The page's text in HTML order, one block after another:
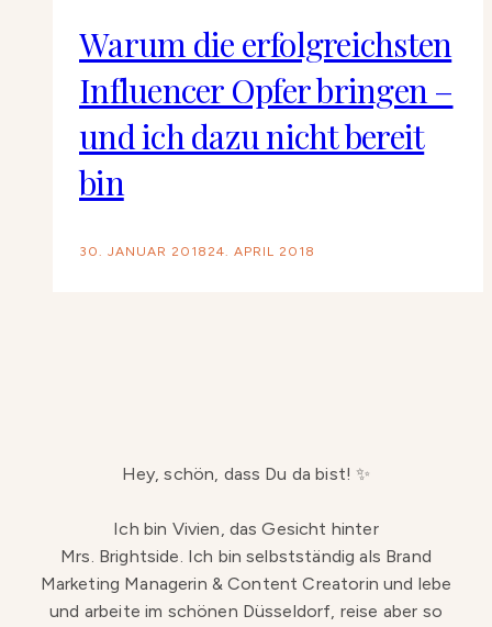
Warum die erfolgreichsten
Influencer Opfer bringen –
und ich dazu nicht bereit
bin
30. JANUAR 2018 24. APRIL 2018
Hey, schön, dass Du da bist! ✨
Ich bin Vivien, das Gesicht hinter
Mrs. Brightside. Ich bin selbstständig als Brand
Marketing Managerin & Content Creatorin und lebe
und arbeite im schönen Düsseldorf, reise aber so